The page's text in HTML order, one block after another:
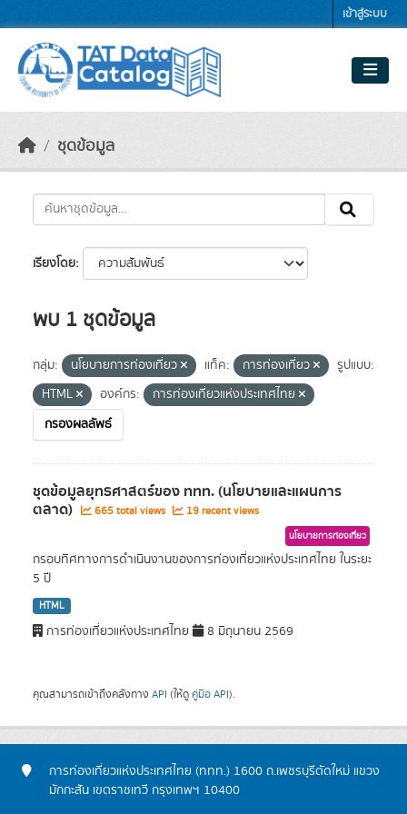
เข้าสู่ระบบ
ชุดข้อมูล
เรียงโดย
พบ 1 ชุดข้อมูล
กลุ่ม: นโยบายการท่องเที่ยว แท็ค: การท่องเที่ยว
รูปแบบ:
HTML
องค์กร:
การท่องเที่ยวแห่งประเทศไทย
กรองผลลัพธ์
ชุดข้อมูลยุทธศาสตร์ของ ททท. (นโยบายและแผนการ
ตลาด) 665 total views 19 recent views
นโยบายการท่องเที่ยว
กรอบทิศทางการดำเนินงานของการท่องเที่ยวแห่งประเทศไทย ในระยะ
5 ปี
HTML
การท่องเที่ยวแห่งประเทศไทย 8 มิถุนายน 2569
คุณสามารถเข้าถึงคลังทาง API (ให้ดู คู่มือ API).
การท่องเที่ยวแห่งประเทศไทย (ททท.) 1600 ถ.เพชรบุรีตัดใหม่ แขวง
มักกะสัน เขตราชเทวี กรุงเทพฯ 10400